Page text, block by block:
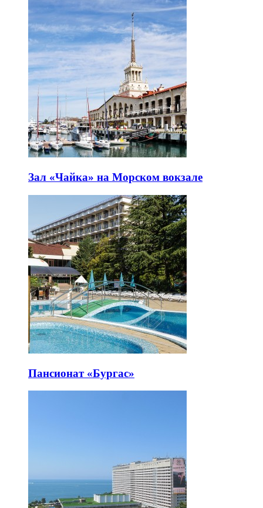
Зал «Чайка» на Морском вокзале
Пансионат «Бургас»